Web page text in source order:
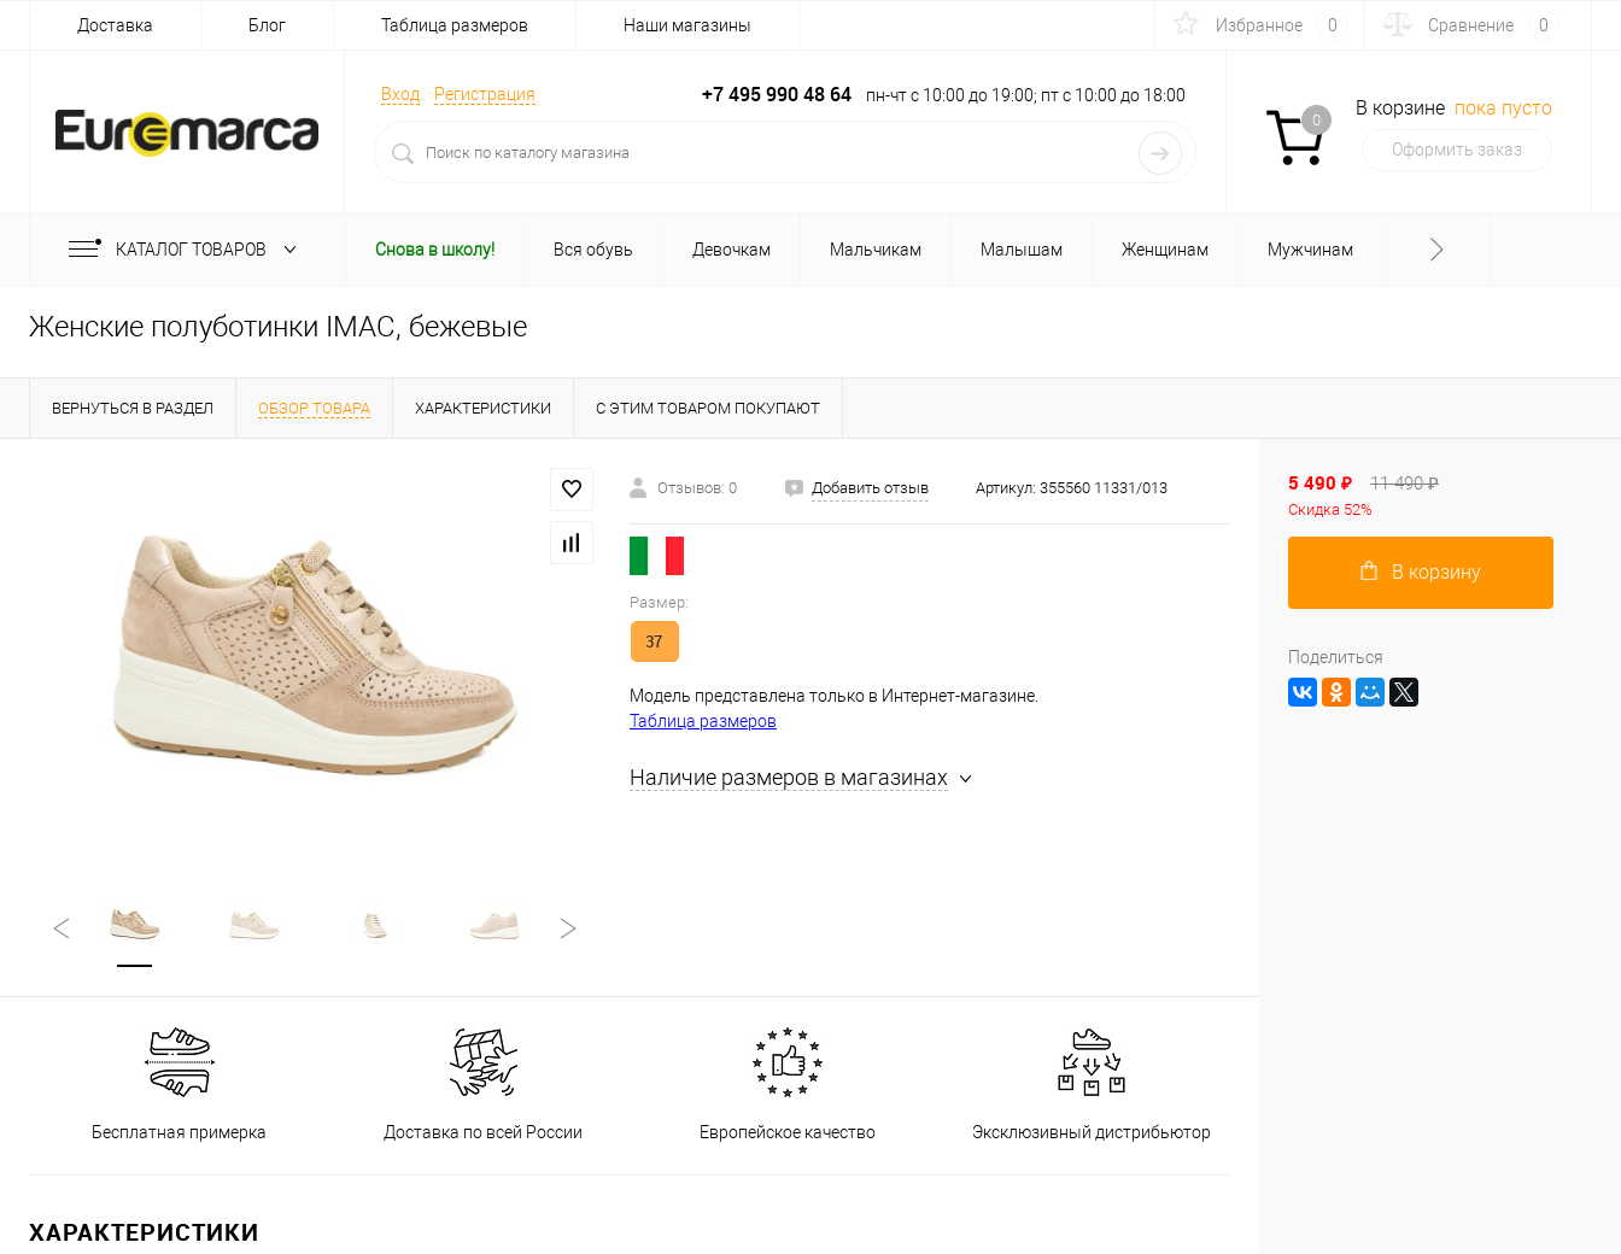
Доставка Блог Таблица размеров Наши магазины Избранное 0 Сравнение 0
Вход Регистрация +7 495 990 48 64 пн-чт с 10:00 до 19:00; пт с 10:00 до 18:00
0
В корзине пока пусто
Оформить заказ
КАТАЛОГ ТОВАРОВ Снова в школу! Вся обувь Девочкам Мальчикам Малышам Женщинам Мужчинам
Женские полуботинки IMAC, бежевые
ВЕРНУТЬСЯ В РАЗДЕЛ ОБЗОР ТОВАРА ХАРАКТЕРИСТИКИ С ЭТИМ ТОВАРОМ ПОКУПАЮТ
Отзывов: 0 Добавить отзыв Артикул: 355560 11331/013
Размер:
37
Модель представлена только в Интернет-магазине.
Таблица размеров
Наличие размеров в магазинах
Бесплатная примерка Доставка по всей России Европейское качество Эксклюзивный дистрибьютор
ХАРАКТЕРИСТИКИ
5 490 ₽ 11 490 ₽
Скидка 52%
В корзину
Поделиться